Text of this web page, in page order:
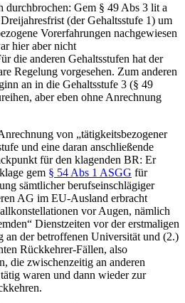
durchbrochen: Gem § 49 Abs 3 lit a
(der Gehaltsstufe 1) um
Vorerfahrungen nachgewiesen
hier aber nicht
die anderen Gehaltsstufen hat der
Regelung vorgesehen. Zum anderen
an in die Gehaltsstufe 3 (§ 49
aber eben ohne Anrechnung
von „tätigkeitsbezogener
und eine daran anschließende
für den klagenden BR: Er
gem § 54 Abs 1 ASGG für
sämtlicher berufseinschlägiger
AG im EU-Ausland erbracht
vor Augen, nämlich
Dienstzeiten vor der erstmaligen
an der betroffenen Universität und (2.)
Rückkehrer-Fällen, also
die zwischenzeitig an anderen
waren und dann wieder zur